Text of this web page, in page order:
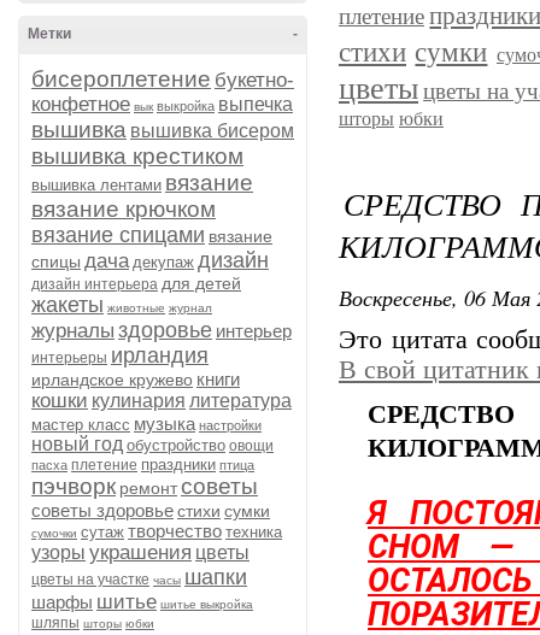
-
Метки
бисероплетение букетно-
конфетное вык выкройка выпечка
вышивка вышивка бисером
вышивка крестиком
вышивка лентами вязание
вязание крючком
вязание спицами вязание
спицы дача декупаж дизайн
дизайн интерьера для детей
жакеты животные журнал
журналы здоровье интерьер
интерьеры ирландия
ирландское кружево книги
кошки кулинария литература
мастер класс музыка настройки
новый год обустройство овощи
пасха плетение праздники птица
пэчворк ремонтсоветы
советы здоровьестихи сумки
сумочки сутаж творчество техника
узоры украшения цветы
цветы на участке часы шапки
шарфы шитье шитье выкройка
шляпы шторы юбки
плетение
стихи сумки
цветыцветы на
шторы юбки
Воскресенье, 06
Это цитата
В свой цитатник
Я
СНОМ —